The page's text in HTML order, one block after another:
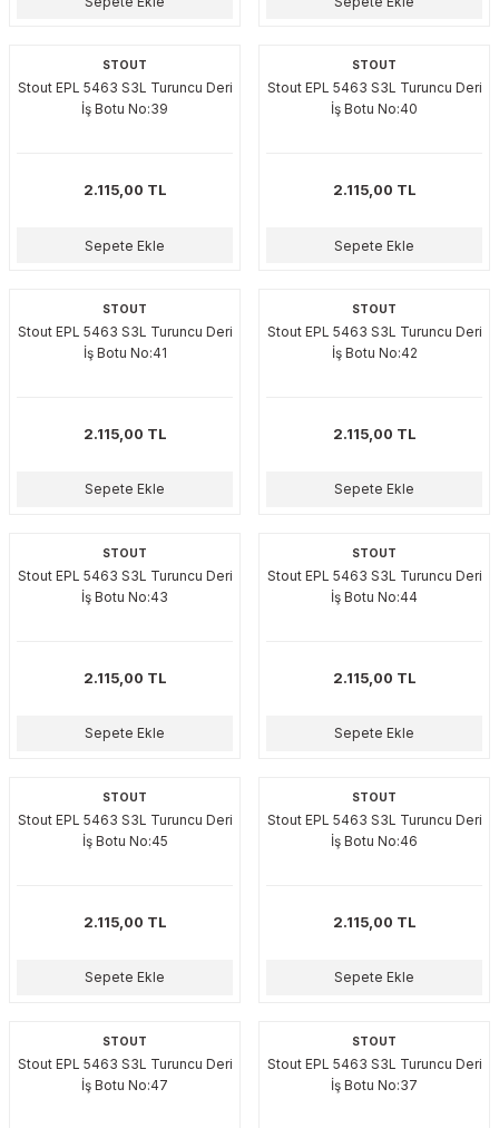
STOUT
Stout EPL 5463 S3L Turuncu Deri
İş Botu No:39
2.115,00 TL
Sepete Ekle
STOUT
Stout EPL 5463 S3L Turuncu Deri
İş Botu No:40
2.115,00 TL
Sepete Ekle
STOUT
Stout EPL 5463 S3L Turuncu Deri
İş Botu No:41
2.115,00 TL
Sepete Ekle
STOUT
Stout EPL 5463 S3L Turuncu Deri
İş Botu No:42
2.115,00 TL
Sepete Ekle
STOUT
Stout EPL 5463 S3L Turuncu Deri
İş Botu No:43
2.115,00 TL
Sepete Ekle
STOUT
Stout EPL 5463 S3L Turuncu Deri
İş Botu No:44
2.115,00 TL
Sepete Ekle
STOUT
Stout EPL 5463 S3L Turuncu Deri
İş Botu No:45
2.115,00 TL
Sepete Ekle
STOUT
Stout EPL 5463 S3L Turuncu Deri
İş Botu No:46
2.115,00 TL
Sepete Ekle
STOUT
Stout EPL 5463 S3L Turuncu Deri
İş Botu No:47
STOUT
Stout EPL 5463 S3L Turuncu Deri
İş Botu No:37